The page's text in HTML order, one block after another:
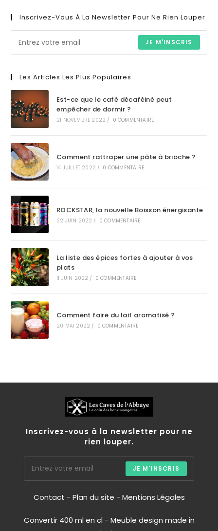
Inscrivez-Vous À La Newsletter Pour Ne Rien Louper
JE M'INSCRIS
Les Articles Les Plus Populaires
Est-ce que le café décaféiné peut
empêcher de dormir ?
21 NOVEMBRE 2022 / 0 COMMENTAIRE
Comment rattraper une pâte à brioche ?
14 JUILLET 2022 / 0 COMMENTAIRE
ROCKSTAR, la nouvelle Boisson énergisante
22 JUIN 2022 / 0 COMMENTAIRE
La liste des épices fortes à ajouter à vos
plats
11 JUIN 2022 / 0 COMMENTAIRE
Comment faire du lait aromatisé ?
20 MAI 2022 / 0 COMMENTAIRE
Inscrivez-vous à la newsletter pour ne
rien louper.
JE M'INSCRIS
Contact - Plan du site - Mentions Légales
Convertir 400 ml en cl - Meuble design made in